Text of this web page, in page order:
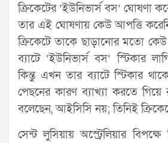
ক্রিকেটের ‘ইউনিভার্স বস’ ঘোষণা
তার এই ঘোষণায় কেউ আপত্তি
ক্রিকেটে তাকে ছাড়ানোর মতো
ব্যাটে ‘ইউনিভার্স বস’ স্টিকার
কিন্তু এখন তার ব্যাটে স্টিকার
পেছনের কারণ ব্যাখ্যা করতে গিয়ে
বলেছেন, আইসিসি নয়; তিনিই
সেন্ট লুসিয়ায় অস্ট্রেলিয়ার